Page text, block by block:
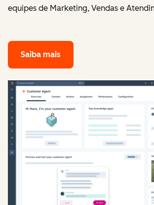
equipes de Marketing, Vendas e
Saiba mais